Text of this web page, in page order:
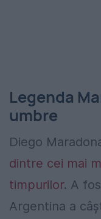
Legenda
umbre
Diego
dintre cei mai
timpurilor. A
Argentina a